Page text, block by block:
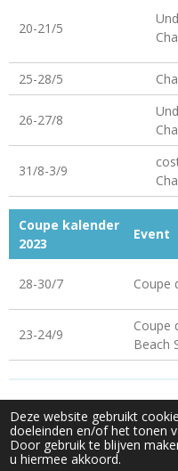
Deze website gebruikt
doeleinden en/of het tonen
Door gebruik te blijven
u hiermee akkoord.
20-21/5
25-28/5
26-27/8
31/8-3/9
Coupe kalender
2023
Event
28-30/7 Coupe
23-24/9
Coupe
Beach
© 2024 KRSG
Powered by JouwWeb